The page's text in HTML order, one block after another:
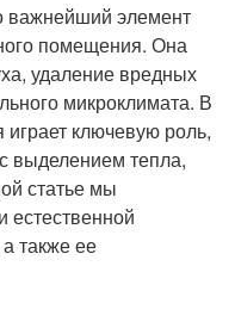
важнейший элемент
помещения. Она
удаление вредных
микроклимата. В
играет ключевую роль,
выделением тепла,
статье мы
естественной
также ее